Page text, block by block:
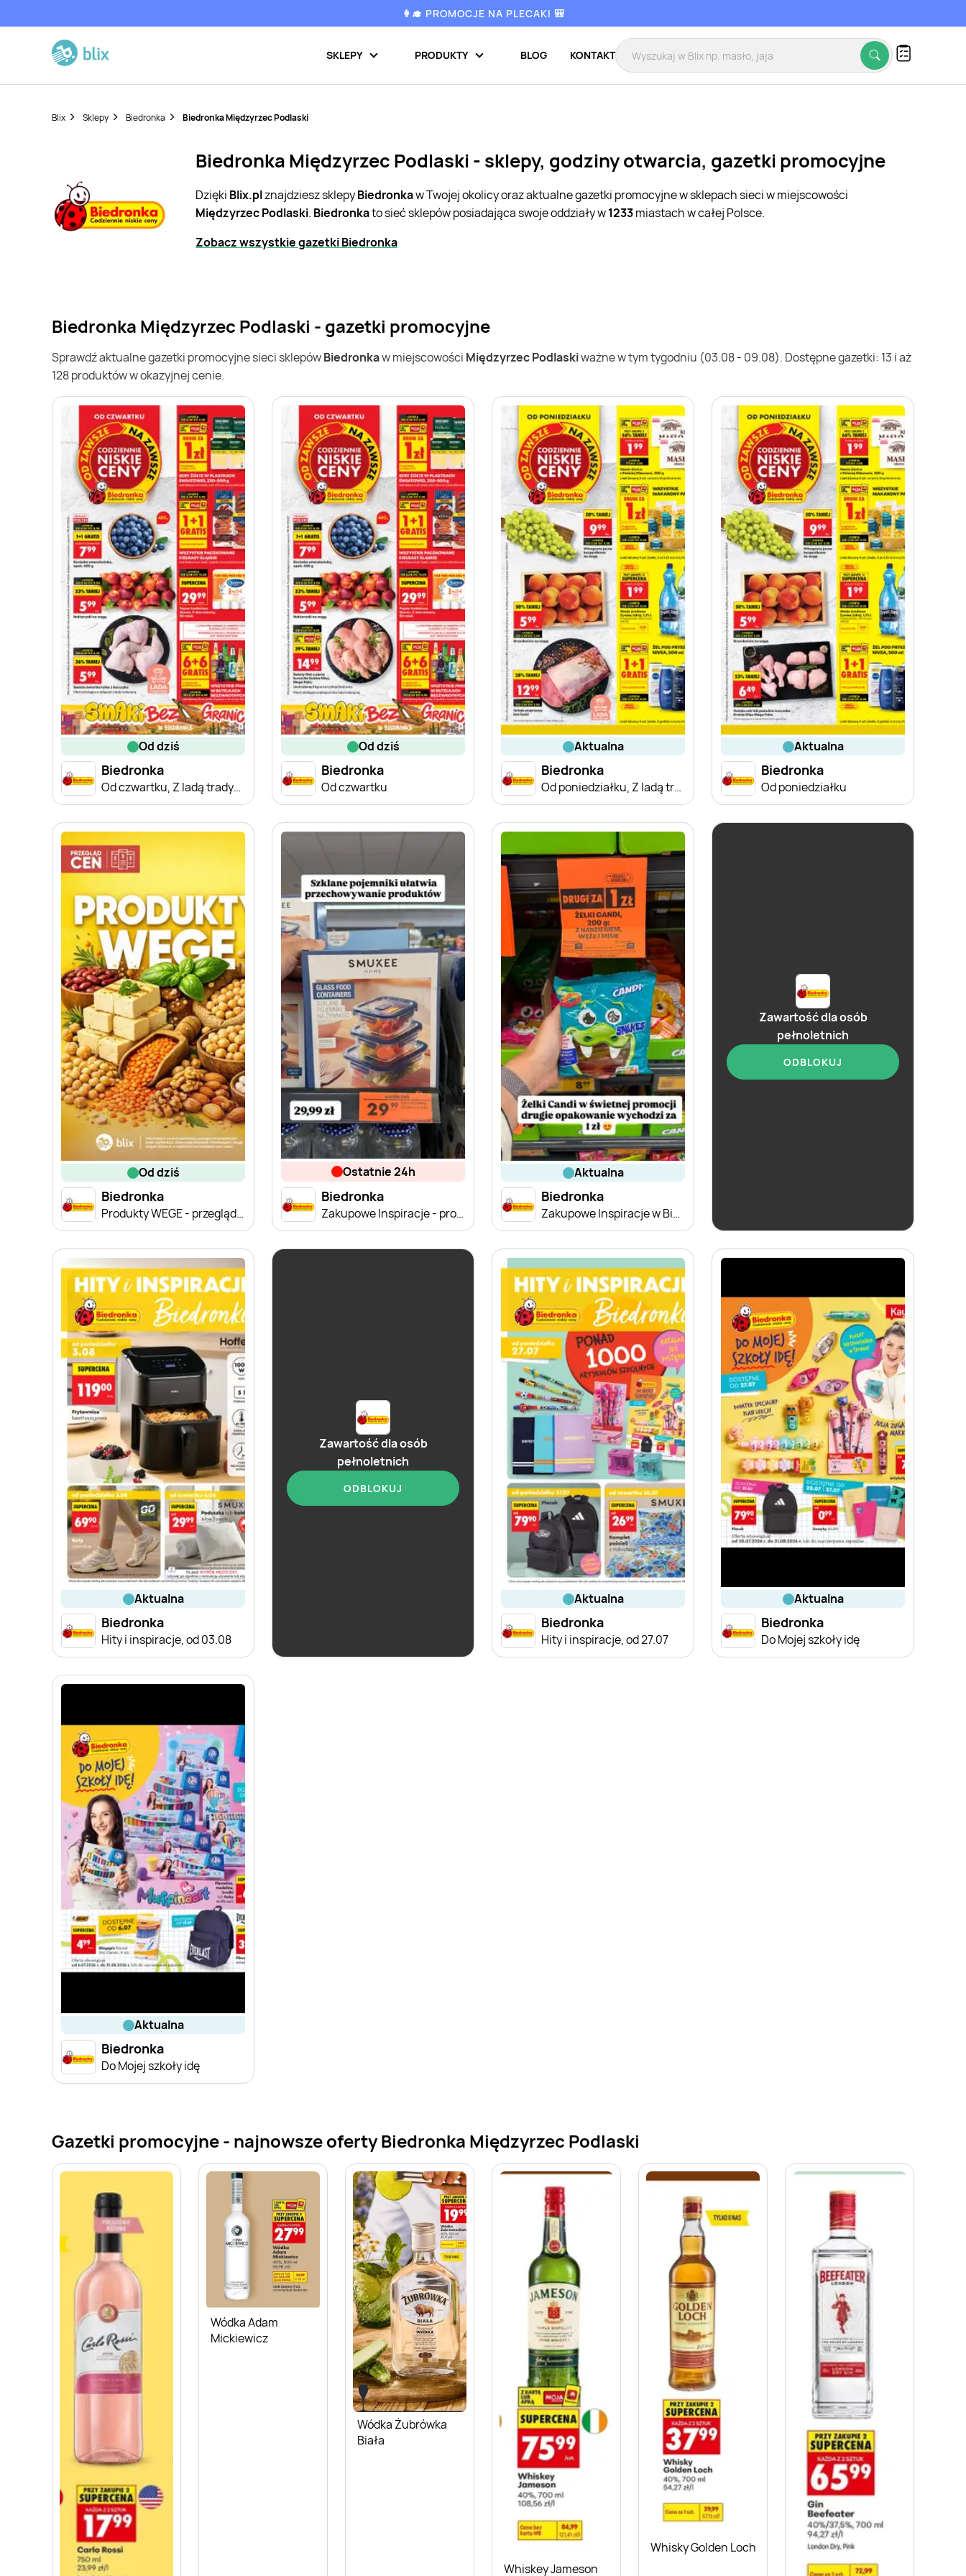
👩‍🎓 PROMOCJE NA PLECAKI 🎒
SKLEPY PRODUKTY BLOG KONTAKT
Blix Sklepy Biedronka Biedronka Międzyrzec Podlaski
Biedronka Międzyrzec Podlaski - sklepy, godziny otwarcia, gazetki promocyjne
Dzięki Blix.plznajdziesz sklepyBiedronkaw Twojej okolicy oraz aktualne gazetki promocyjne w sklepach sieci w miejscowości
Międzyrzec Podlaski. Biedronkato sieć sklepów posiadająca swoje oddziały w1233miastach w całej Polsce.
Zobacz wszystkie gazetki Biedronka
Biedronka Międzyrzec Podlaski - gazetki promocyjne
Sprawdź aktualne gazetki promocyjne sieci sklepówBiedronkaw miejscowości Międzyrzec Podlaskiważne w tym tygodniu (03.08 - 09.08). Dostępne gazetki: 13 i aż
128 produktów w okazyjnej cenie.
od dziś
Biedronka
Od czwartku, Z ladą tradycyjną
od dziś
Biedronka
Od czwartku
aktualna
Biedronka
Od poniedziałku, Z ladą tradycyjną
aktualna
Biedronka
Od poniedziałku
od dziś
Biedronka
Produkty WEGE - przegląd cen
ostatnie 24h
Biedronka
Zakupowe Inspiracje - produkty do domu i dodatki modowe
aktualna
Biedronka
Zakupowe Inspiracje w Biedronce
Zawartość dla osób
pełnoletnich
ODBLOKUJ
aktualna
Biedronka
Hity i inspiracje, od 03.08
Zawartość dla osób
pełnoletnich
ODBLOKUJ
aktualna
Biedronka
Hity i inspiracje, od 27.07
aktualna
Biedronka
Do Mojej szkoły idę
aktualna
Biedronka
Do Mojej szkoły idę
Gazetki promocyjne - najnowsze oferty Biedronka Międzyrzec Podlaski
Wódka Adam
Mickiewicz
Wódka Żubrówka
Biała
Whiskey Jameson
Whisky Golden Loch